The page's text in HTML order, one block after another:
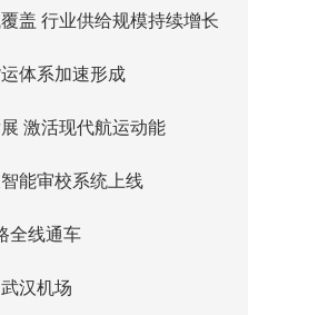
盖 行业供给规模持续增长
体系加速形成
激活现代航运动能
能审校系统上线
全线通车
汉机场